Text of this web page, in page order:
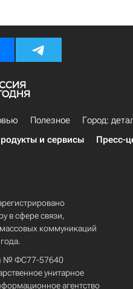
Полезное
Город:
и сервисы Пресс-
в сфере связи,
коммуникаций
№ ФС77-57640
унитарное
агентство